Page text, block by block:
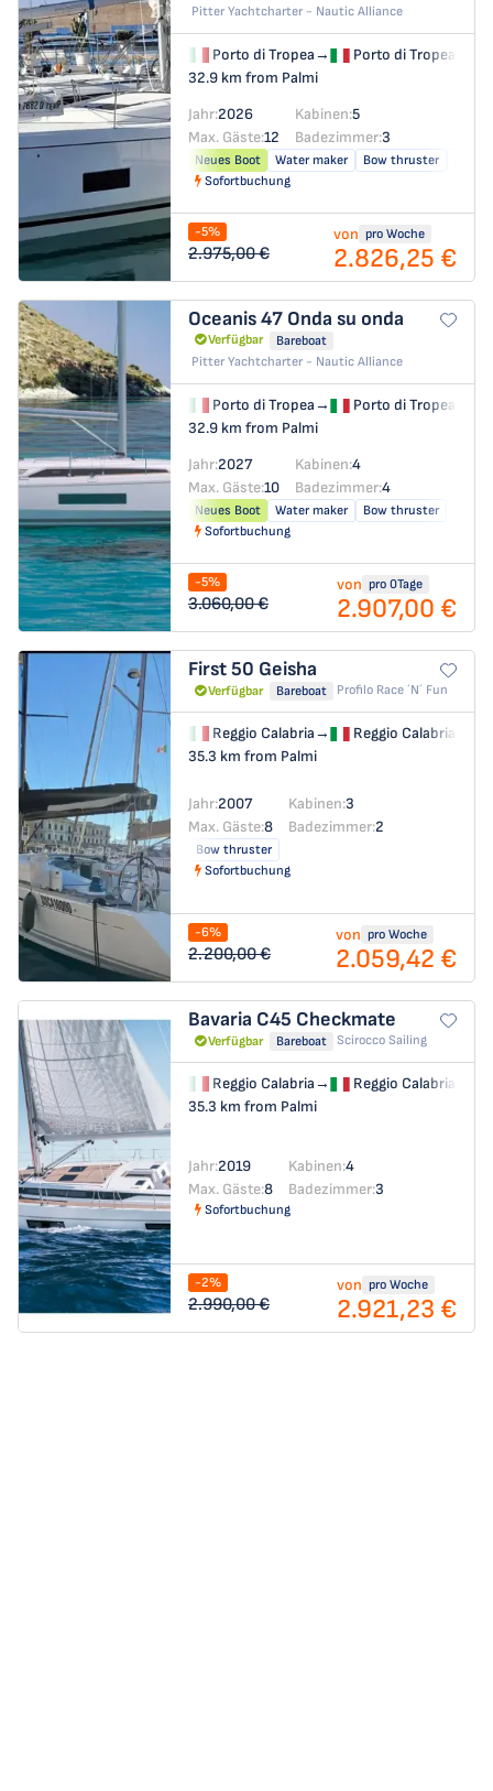
Pitter Yachtcharter - Nautic Alliance
Porto di Tropea→
Porto di Tropea
32.9 km from Palmi
Jahr:2026 Kabinen:5
Max. Gäste:12 Badezimmer:3
Neues Boot Water maker Bow thruster
Sofortbuchung
-5%
2.975,00 €
von pro Woche
2.826,25 €
Oceanis 47 Onda su onda
Verfügbar
Bareboat
Pitter Yachtcharter - Nautic Alliance
Porto di Tropea→
Porto di Tropea
32.9 km from Palmi
Jahr:2027 Kabinen:4
Max. Gäste:10 Badezimmer:4
Neues Boot Water maker
Bow thruster
Sofortbuchung
-5%
3.060,00 €
von pro 0Tage
2.907,00 €
First 50 Geisha
Verfügbar Bareboat Profilo Race ´n´ Fun
Reggio Calabria→
Reggio Calabria
35.3 km from Palmi
Jahr:2007 Kabinen:3
Max. Gäste:8 Badezimmer:2
Bow thruster
Sofortbuchung
-6%
2.200,00 €
von pro Woche
2.059,42 €
Bavaria C45 Checkmate
Verfügbar Bareboat Scirocco Sailing
Reggio Calabria→
Reggio Calabria
35.3 km from Palmi
Jahr:2019 Kabinen:4
Max. Gäste:8 Badezimmer:3
Sofortbuchung
-2%
2.990,00 €
von pro Woche
2.921,23 €